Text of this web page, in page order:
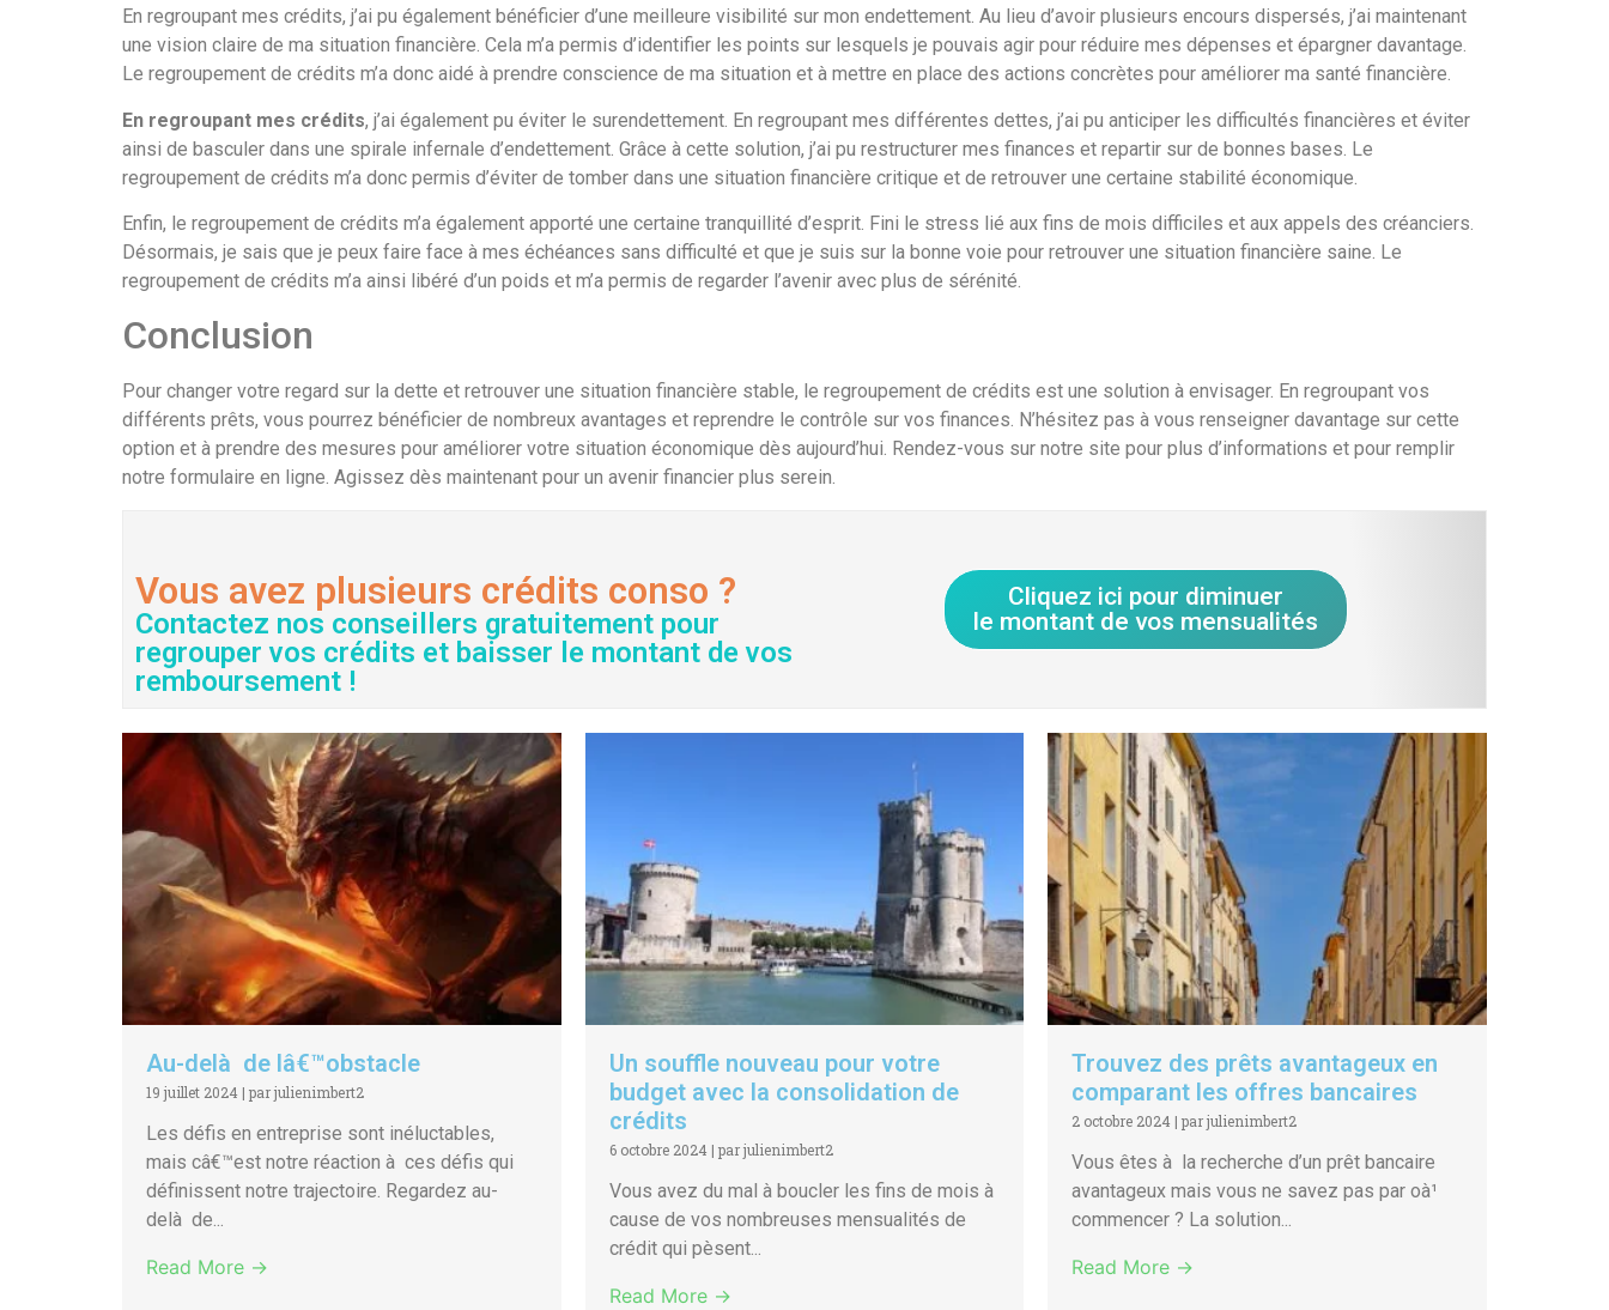
En regroupant mes crédits, j’ai pu également bénéficier d’une meilleure visibilité sur mon endettement. Au lieu d’avoir plusieurs encours dispersés, j’ai maintenant
une vision claire de ma situation financière. Cela m’a permis d’identifier les points sur lesquels je pouvais agir pour réduire mes dépenses et épargner davantage.
Le regroupement de crédits m’a donc aidé à prendre conscience de ma situation et à mettre en place des actions concrètes pour améliorer ma santé financière.
En regroupant mes crédits, j’ai également pu éviter le surendettement. En regroupant mes différentes dettes, j’ai pu anticiper les difficultés financières et éviter
ainsi de basculer dans une spirale infernale d’endettement. Grâce à cette solution, j’ai pu restructurer mes finances et repartir sur de bonnes bases. Le
regroupement de crédits m’a donc permis d’éviter de tomber dans une situation financière critique et de retrouver une certaine stabilité économique.
Enfin, le regroupement de crédits m’a également apporté une certaine tranquillité d’esprit. Fini le stress lié aux fins de mois difficiles et aux appels des créanciers.
Désormais, je sais que je peux faire face à mes échéances sans difficulté et que je suis sur la bonne voie pour retrouver une situation financière saine. Le
regroupement de crédits m’a ainsi libéré d’un poids et m’a permis de regarder l’avenir avec plus de sérénité.
Conclusion
Pour changer votre regard sur la dette et retrouver une situation financière stable, le regroupement de crédits est une solution à envisager. En regroupant vos
différents prêts, vous pourrez bénéficier de nombreux avantages et reprendre le contrôle sur vos finances. N’hésitez pas à vous renseigner davantage sur cette
option et à prendre des mesures pour améliorer votre situation économique dès aujourd’hui. Rendez-vous sur notre site pour plus d’informations et pour remplir
notre formulaire en ligne. Agissez dès maintenant pour un avenir financier plus serein.
Vous avez plusieurs crédits conso ?
Contactez nos conseillers gratuitement pour
regrouper vos crédits et baisser le montant de vos
remboursement !
Cliquez ici pour diminuer
le montant de vos mensualités
Au-delà de lâ€™obstacle
19 juillet 2024 | par julienimbert2
Les défis en entreprise sont inéluctables,
mais câ€™est notre réaction à ces défis qui
définissent notre trajectoire. Regardez au-
delà de...
Read More →
Un souffle nouveau pour votre
budget avec la consolidation de
crédits
6 octobre 2024 | par julienimbert2
Vous avez du mal à boucler les fins de mois à
cause de vos nombreuses mensualités de
crédit qui pèsent...
Read More →
Trouvez des prêts avantageux en
comparant les offres bancaires
2 octobre 2024 |par julienimbert2
Vous êtes à la recherche d’un prêt bancaire
avantageux mais vous ne savez pas par oà¹
commencer ? La solution...
Read More →